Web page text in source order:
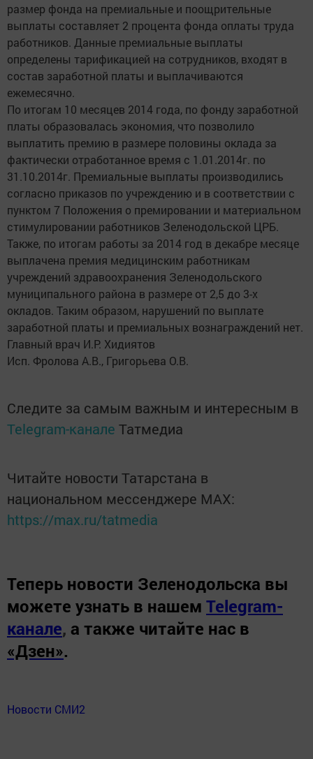
размер фонда на премиальные и поощрительные
выплаты составляет 2 процента фонда оплаты труда
работников. Данные премиальные выплаты
определены тарификацией на сотрудников, входят в
состав заработной платы и выплачиваются
ежемесячно.
По итогам 10 месяцев 2014 года, по фонду заработной
платы образовалась экономия, что позволило
выплатить премию в размере половины оклада за
фактически отработанное время с 1.01.2014г. по
31.10.2014г. Премиальные выплаты производились
согласно приказов по учреждению и в соответствии с
пунктом 7 Положения о премировании и материальном
стимулировании работников Зеленодольской ЦРБ.
Также, по итогам работы за 2014 год в декабре месяце
выплачена премия медицинским работникам
учреждений здравоохранения Зеленодольского
муниципального района в размере от 2,5 до 3-х
окладов. Таким образом, нарушений по выплате
заработной платы и премиальных вознаграждений нет.
Главный врач И.Р. Хидиятов
Исп. Фролова А.В., Григорьева О.В.
Следите за самым важным и интересным в
Telegram-канале Татмедиа
Читайте новости Татарстана в
национальном мессенджере MАХ:
https://max.ru/tatmedia
Теперь новости Зеленодольска вы
можете узнать в нашем Telegram-
канале, а также читайте нас в
«Дзен».
Новости СМИ2